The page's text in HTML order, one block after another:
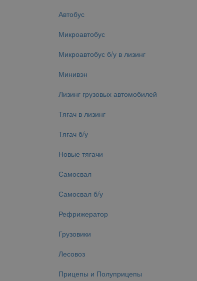
Автобус
Микроавтобус
Микроавтобус б/у в лизинг
Минивэн
Лизинг грузовых автомобилей
Тягач в лизинг
Тягач б/у
Новые тягачи
Самосвал
Самосвал б/у
Рефрижератор
Грузовики
Лесовоз
Прицепы и Полуприцепы